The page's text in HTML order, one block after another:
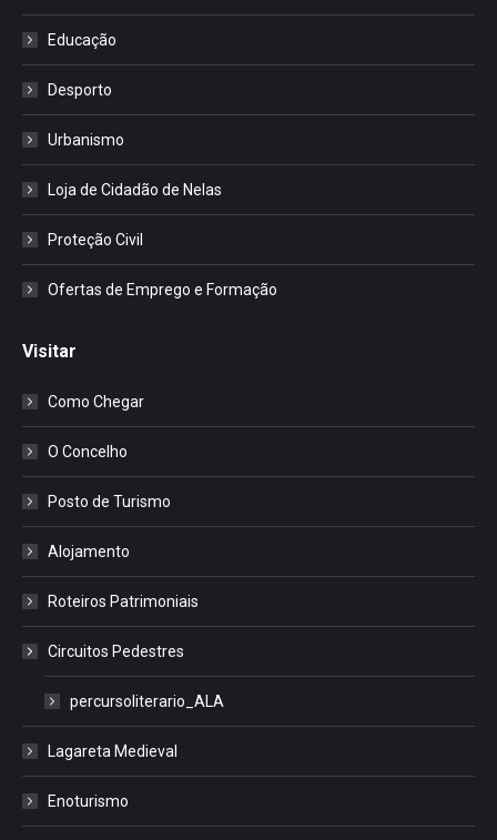
Educação
Desporto
Urbanismo
Loja de Cidadão de Nelas
Proteção Civil
Ofertas de Emprego e Formação
Visitar
Como Chegar
O Concelho
Posto de Turismo
Alojamento
Roteiros Patrimoniais
Circuitos Pedestres
percursoliterario_ALA
Lagareta Medieval
Enoturismo